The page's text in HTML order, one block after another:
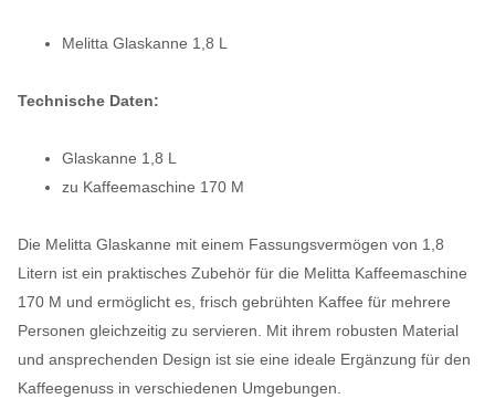
Melitta Glaskanne 1,8 L
Technische Daten:
Glaskanne 1,8 L
zu Kaffeemaschine 170 M
Die Melitta Glaskanne mit einem Fassungsvermögen von 1,8
Litern ist ein praktisches Zubehör für die Melitta Kaffeemaschine
170 M und ermöglicht es, frisch gebrühten Kaffee für mehrere
Personen gleichzeitig zu servieren. Mit ihrem robusten Material
und ansprechenden Design ist sie eine ideale Ergänzung für den
Kaffeegenuss in verschiedenen Umgebungen.